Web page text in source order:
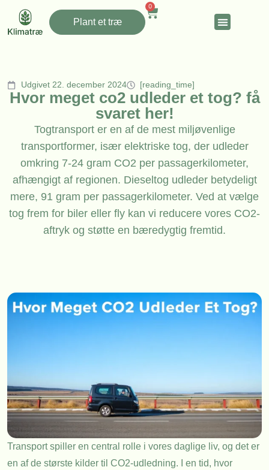
Plant et træ
0
Udgivet 22. december 2024 [reading_time]
Hvor meget co2 udleder et tog? få
svaret her!
Togtransport er en af de mest miljøvenlige
transportformer, især elektriske tog, der udleder
omkring 7-24 gram CO2 per passagerkilometer,
afhængigt af regionen. Dieseltog udleder betydeligt
mere, 91 gram per passagerkilometer. Ved at vælge
tog frem for biler eller fly kan vi reducere vores CO2-
aftryk og støtte en bæredygtig fremtid.
Transport spiller en central rolle i vores daglige liv, og det er
en af de største kilder til CO2-udledning. I en tid, hvor